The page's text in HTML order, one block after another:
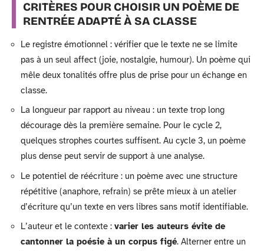
CRITÈRES POUR CHOISIR UN POÈME DE
RENTRÉE ADAPTÉ À SA CLASSE
Le registre émotionnel : vérifier que le texte ne se limite
pas à un seul affect (joie, nostalgie, humour). Un poème qui
mêle deux tonalités offre plus de prise pour un échange en
classe.
La longueur par rapport au niveau : un texte trop long
décourage dès la première semaine. Pour le cycle 2,
quelques strophes courtes suffisent. Au cycle 3, un poème
plus dense peut servir de support à une analyse.
Le potentiel de réécriture : un poème avec une structure
répétitive (anaphore, refrain) se prête mieux à un atelier
d’écriture qu’un texte en vers libres sans motif identifiable.
L’auteur et le contexte : varier les auteurs évite de
cantonner la poésie à un corpus figé. Alterner entre un